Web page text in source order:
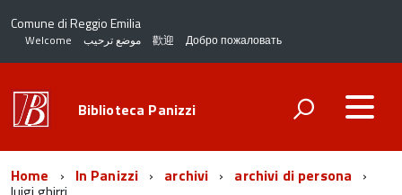
Comune di Reggio Emilia
Welcome موضع ترحيب 歡迎 Добро пожаловать
Biblioteca Panizzi
Home In Panizzi archivi archivi di persona